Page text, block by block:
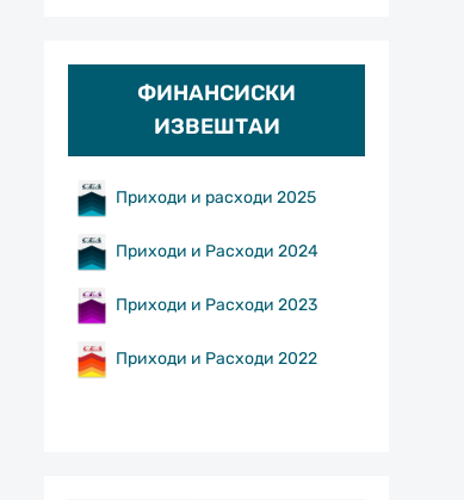
ФИНАНСИСКИ
ИЗВЕШТАИ
Приходи и расходи 2025
Приходи и Расходи 2024
Приходи и Расходи 2023
Приходи и Расходи 2022